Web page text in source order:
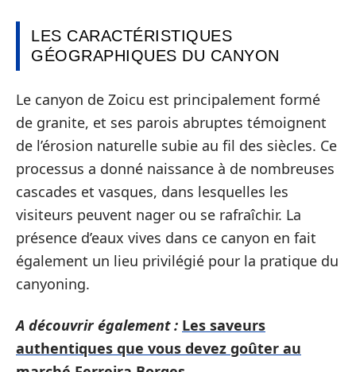
LES CARACTÉRISTIQUES
GÉOGRAPHIQUES DU CANYON
Le canyon de Zoicu est principalement formé
de granite, et ses parois abruptes témoignent
de l’érosion naturelle subie au fil des siècles. Ce
processus a donné naissance à de nombreuses
cascades et vasques, dans lesquelles les
visiteurs peuvent nager ou se rafraîchir. La
présence d’eaux vives dans ce canyon en fait
également un lieu privilégié pour la pratique du
canyoning.
A découvrir également : Les saveurs
authentiques que vous devez goûter au